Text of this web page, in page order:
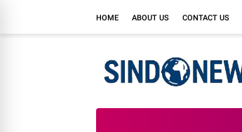
HOME ABOUT US CONTACT US